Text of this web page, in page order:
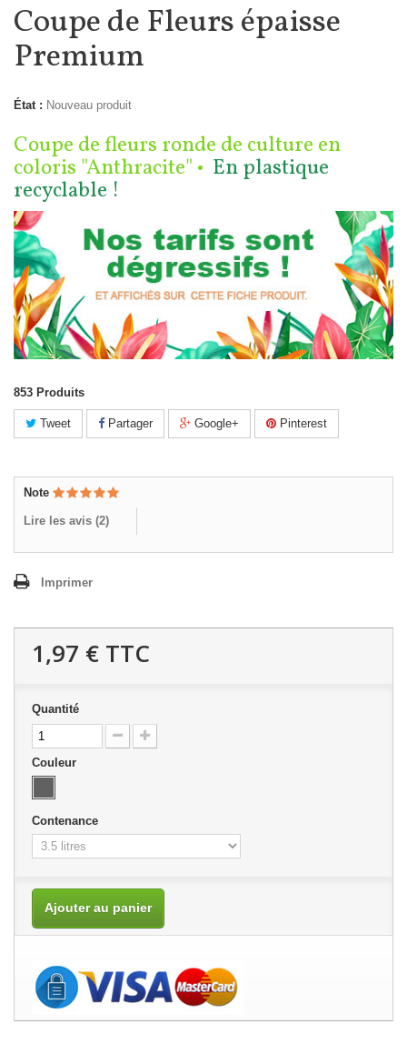
Coupe de Fleurs épaisse
Premium
État : Nouveau produit
Coupe de fleurs ronde de culture en
coloris "Anthracite" • En plastique
recyclable !
853 Produits
Tweet Partager Google+ Pinterest
Note
Lire les avis (2)
Imprimer
1,97 € TTC
Quantité
Couleur
Contenance
Ajouter au panier